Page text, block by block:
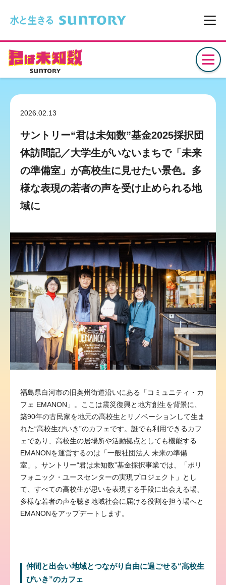
メ
2026.02.13
サントリー“君は未知数”基金2025採択団
体訪問記／大学生がいないまちで「未来
の準備室」が高校生に見せたい景色。多
様な表現の若者の声を受け止められる地
域に
福島県白河市の旧奥州街道沿いにある「コミュニティ・カ
フェ EMANON」。ここは震災復興と地方創生を背景に、
築90年の古民家を地元の高校生とリノベーションして生ま
れた“高校生びいき”のカフェです。誰でも利用できるカフ
ェであり、高校生の居場所や活動拠点としても機能する
EMANONを運営するのは「一般社団法人 未来の準備
室」。サントリー“君は未知数”基金採択事業では、「ポリ
フォニック・ユースセンターの実現プロジェクト」とし
て、すべての高校生が思いを表現する手段に出会える場、
多様な若者の声を聴き地域社会に届ける役割を担う場へと
EMANONをアップデートします。
仲間と出会い地域とつながり自由に過ごせる“高校生
びいき”のカフェ